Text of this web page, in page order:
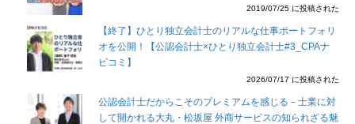
2019/07/25 に投稿された
【終了】ひとり独立会計士のリアルな仕事ポートフォリ
オを公開！【公認会計士×ひとり独立会計士#3_CPAナ
ビコミ】
2026/07/17 に投稿された
公認会計士だからこそのプレミアムを感じる－士業に対
して開かれる大丸・松坂屋 外商サービスの知られざる魅